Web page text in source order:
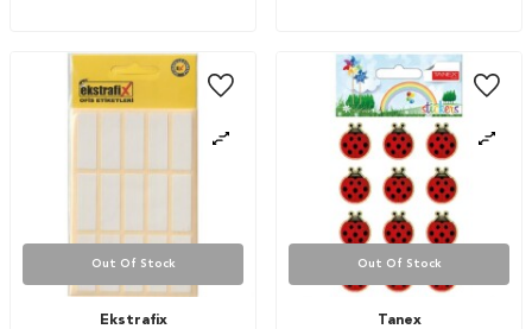
Out Of Stock
Ekstrafix
Out Of Stock
Tanex